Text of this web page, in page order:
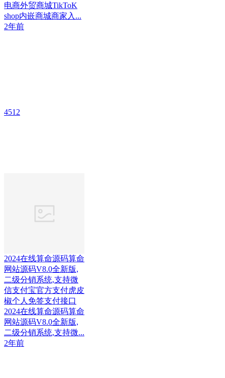
电商外贸商城TikToK
shop内嵌商城商家入...
2年前
4512
2024在线算命源码算命
网站源码V8.0全新版,
二级分销系统,支持微
信支付宝官方支付虎皮
椒个人免签支付接口
2024在线算命源码算命
网站源码V8.0全新版,
二级分销系统,支持微...
2年前